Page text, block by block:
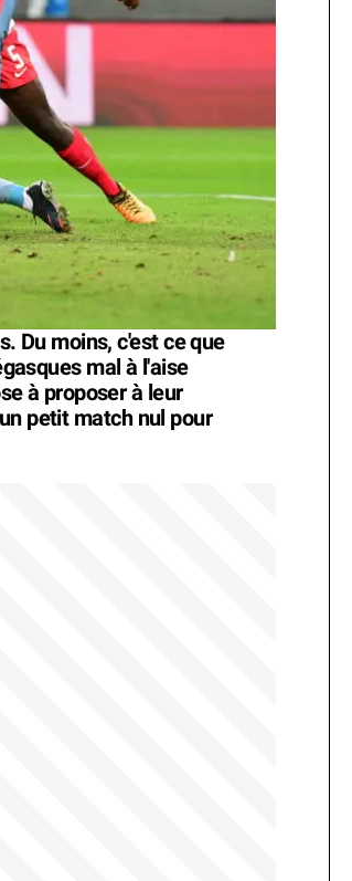
Du moins, c'est ce que
mal à l'aise
à proposer à leur
petit match nul pour